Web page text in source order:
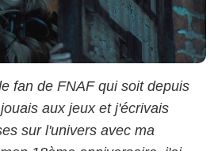
fan de FNAF qui soit depuis
aux jeux et j'écrivais
sur l'univers avec ma